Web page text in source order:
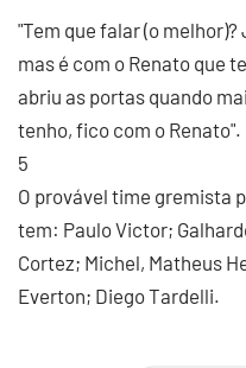
"Tem que falar (o
mas é com o Renato que
abriu as portas quando
tenho, fico com o Renato".
5
O provável time gremista
tem: Paulo Victor;
Cortez; Michel, Matheus
Everton; Diego Tardelli.